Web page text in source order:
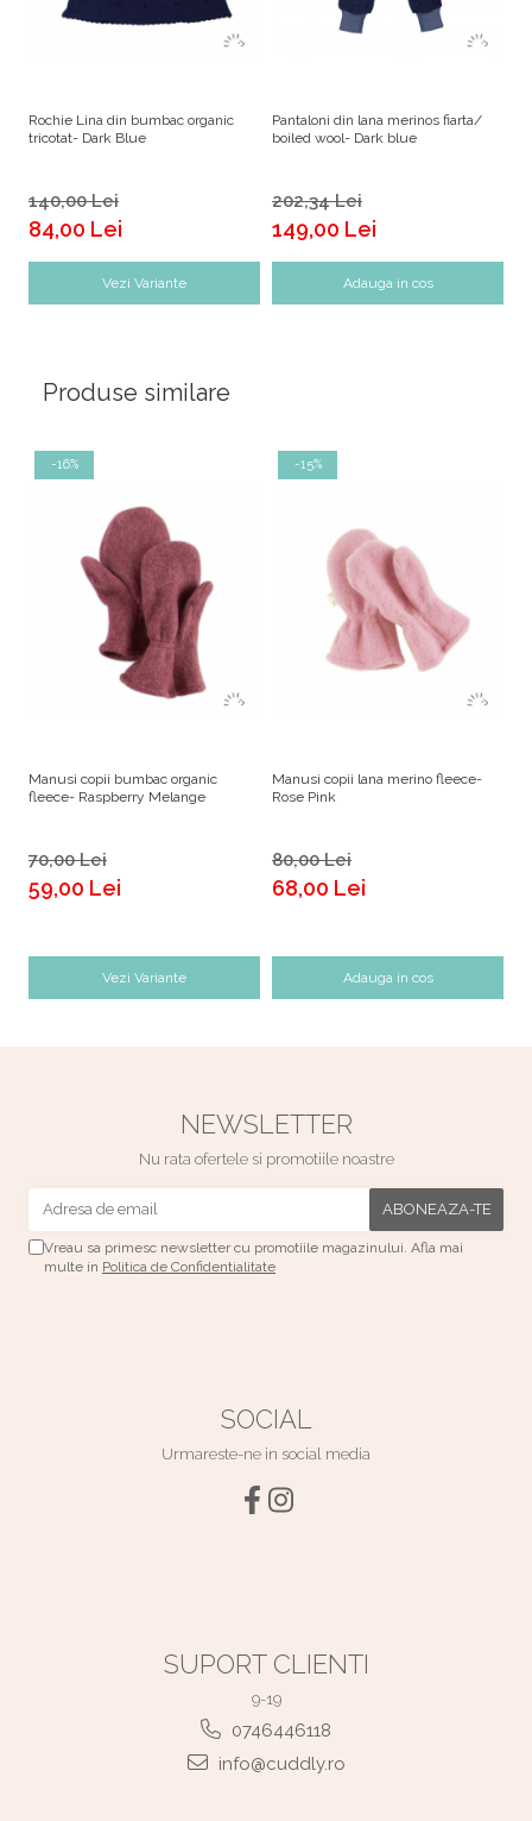
Rochie Lina din bumbac organic
tricotat- Dark Blue
140,00 Lei
84,00 Lei
Vezi Variante
Pantaloni din lana merinos fiarta/
boiled wool- Dark blue
202,34 Lei
149,00 Lei
Adauga in cos
Produse similare
-16%
Manusi copii bumbac organic
fleece- Raspberry Melange
70,00 Lei
59,00 Lei
Vezi Variante
-15%
Manusi copii lana merino fleece-
Rose Pink
80,00 Lei
68,00 Lei
Adauga in cos
NEWSLETTER
Nu rata ofertele si promotiile noastre
Vreau sa primesc newsletter cu promotiile magazinului. Afla mai
multe in Politica de Confidentialitate
SOCIAL
Urmareste-ne in social media
SUPORT CLIENTI
9-19
0746446118
info@cuddly.ro